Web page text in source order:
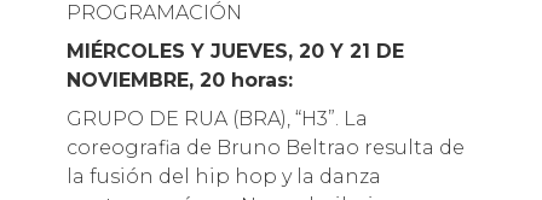
PROGRAMACIÓN
MIÉRCOLES Y JUEVES, 20 Y 21 DE
NOVIEMBRE, 20 horas:
GRUPO DE RUA (BRA), “H3”. La
coreografia de Bruno Beltrao resulta de
la fusión del hip hop y la danza